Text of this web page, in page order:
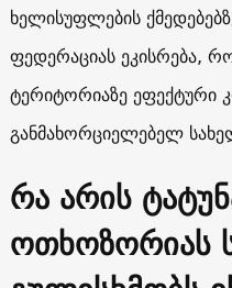
ხელისუფლების
ფედერაციას ეკისრება,
ტერიტორიაზე
განმახორციელებელ
რა არის
ოთხოზორიას